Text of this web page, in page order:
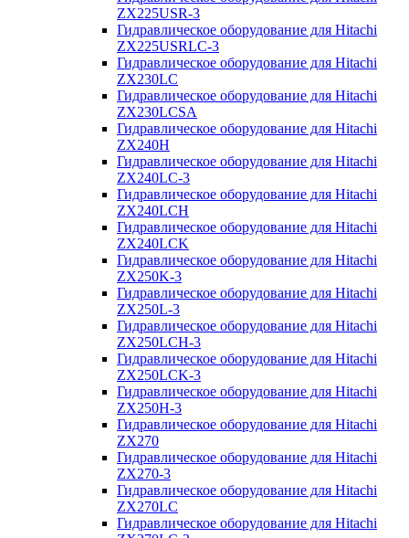
ZX225USR-3
Гидравлическое оборудование для Hitachi
ZX225USRLC-3
Гидравлическое оборудование для Hitachi
ZX230LC
Гидравлическое оборудование для Hitachi
ZX230LCSA
Гидравлическое оборудование для Hitachi
ZX240H
Гидравлическое оборудование для Hitachi
ZX240LC-3
Гидравлическое оборудование для Hitachi
ZX240LCH
Гидравлическое оборудование для Hitachi
ZX240LCK
Гидравлическое оборудование для Hitachi
ZX250K-3
Гидравлическое оборудование для Hitachi
ZX250L-3
Гидравлическое оборудование для Hitachi
ZX250LCH-3
Гидравлическое оборудование для Hitachi
ZX250LCK-3
Гидравлическое оборудование для Hitachi
ZX250Н-3
Гидравлическое оборудование для Hitachi
ZX270
Гидравлическое оборудование для Hitachi
ZX270-3
Гидравлическое оборудование для Hitachi
ZX270LC
Гидравлическое оборудование для Hitachi